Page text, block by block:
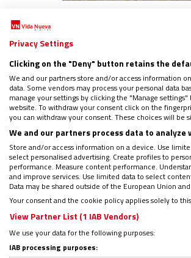
Por
Desde que el pasado 21
será el próximo pontífice
WHATSAPP:
Regístrate en el
‘Vida Nueva’ ha
mayo en un nuevo cónclave.
Privacy Settings
Clicking on the "Deny" button retains the
We and our partners store and/or access information
data. Some vendors may process your personal data
manage your settings by clicking the "Manage
website. To withdraw your consent click on the
you can withdraw your consent. These choices will be
We and our partners process data to
Store and/or access information on a device. Use
select personalised advertising. Create profiles to
performance. Measure content performance.
and improve services. Use limited data to select
Data may be shared outside of the European Union
Your consent and the cookie policy applies solely to
View Partner List (1 IAB Vendors)
We use your data for the following purposes:
IAB processing purposes: